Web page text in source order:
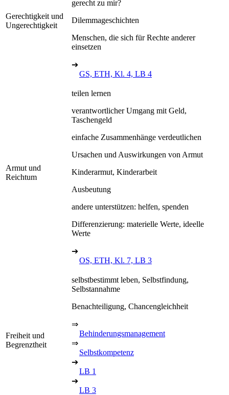
Gerechtigkeit und
Ungerechtigkeit
gerecht zu mir?
Dilemmageschichten
Menschen, die sich für Rechte anderer
einsetzen
➔
GS, ETH, Kl. 4, LB 4
Armut und
Reichtum
teilen lernen
verantwortlicher Umgang mit Geld,
Taschengeld
einfache Zusammenhänge verdeutlichen
Ursachen und Auswirkungen von Armut
Kinderarmut, Kinderarbeit
Ausbeutung
andere unterstützen: helfen, spenden
Differenzierung: materielle Werte, ideelle
Werte
➔
OS, ETH, Kl. 7, LB 3
Freiheit und
Begrenztheit
selbstbestimmt leben, Selbstfindung,
Selbstannahme
Benachteiligung, Chancengleichheit
⇒
Behinderungsmanagement
⇒
Selbstkompetenz
➔
LB 1
➔
LB 3